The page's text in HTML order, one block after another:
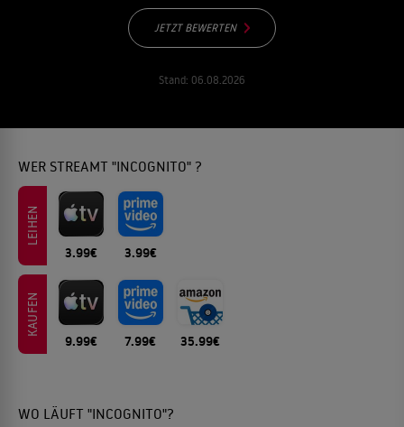
JETZT BEWERTEN
Stand: 06.08.2026
WER STREAMT "INCOGNITO" ?
LEIHEN
3.99€ 3.99€
KAUFEN
9.99€ 7.99€ 35.99€
WO LÄUFT "INCOGNITO"?